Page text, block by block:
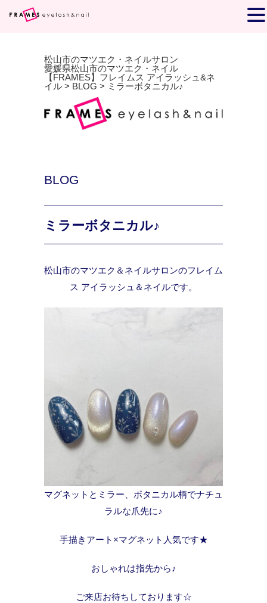
松山市のマツエク・ネイルサロン
愛媛県松山市のマツエク・ネイル
【FRAMES】フレイムス アイラッシュ&ネ
イル > BLOG > ミラーボタニカル♪
BLOG
ミラーボタニカル♪
松山市のマツエク＆ネイルサロンのフレイム
ス アイラッシュ＆ネイルです。
マグネットとミラー、ボタニカル柄でナチュ
ラルな爪先に♪
手描きアート×マグネット人気です★
おしゃれは指先から♪
ご来店お待ちしております☆